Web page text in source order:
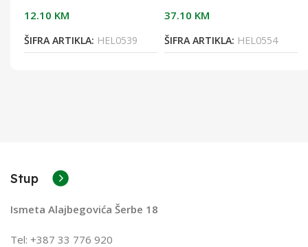
12.10 KM
ŠIFRA ARTIKLA: HEL0539
37.10 KM
ŠIFRA ARTIKLA: HEL0554
Stup
Ismeta Alajbegovića Šerbe 18
Tel: +387 33 776 920